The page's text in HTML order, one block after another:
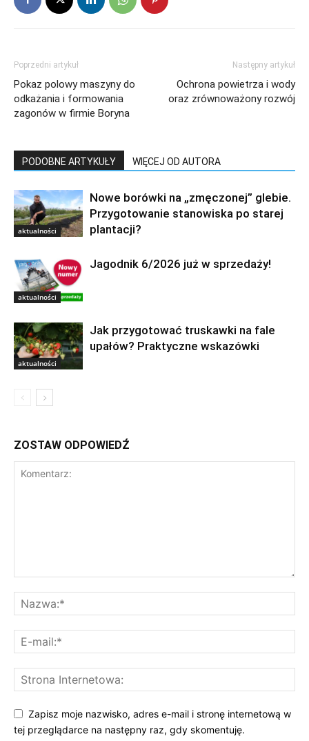
Poprzedni artykuł
Pokaz polowy maszyny do
odkażania i formowania
zagonów w firmie Boryna
Następny artykuł
Ochrona powietrza i wody
oraz zrównoważony rozwój
PODOBNE ARTYKUŁY WIĘCEJ OD AUTORA
aktualności
Nowe borówki na „zmęczonej” glebie.
Przygotowanie stanowiska po starej
plantacji?
aktualności
Jagodnik 6/2026 już w sprzedaży!
aktualności
Jak przygotować truskawki na fale
upałów? Praktyczne wskazówki
ZOSTAW ODPOWIEDŹ
Zapisz moje nazwisko, adres e-mail i stronę internetową w
tej przeglądarce na następny raz, gdy skomentuję.